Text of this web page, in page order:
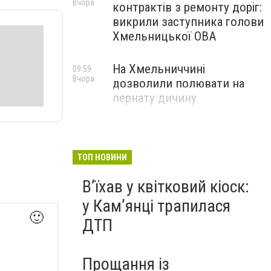
🙂
контрактів з ремонту доріг:
викрили заступника голови
Хмельницької ОВА
Вчора
На Хмельниччині
дозволили полювати на
пернату дичину
09:59
Вчора
ТОП НОВИНИ
Вʼїхав у квітковий кіоск:
у Камʼянці трапилася
ДТП
Прощання із